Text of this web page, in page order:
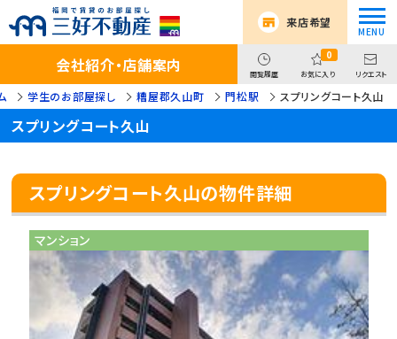
来店希望
会社紹介・店舗案内 閲覧履歴
0
お気に入り リクエスト
学生のお部屋探し 糟屋郡久山町 門松駅 スプリングコート久山
スプリングコート久山
スプリングコート久山の物件詳細
マンション